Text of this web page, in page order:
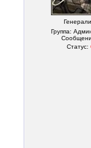
Группа:
Статус: